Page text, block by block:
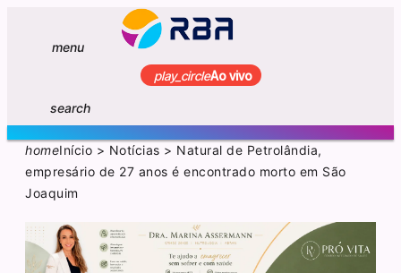
menu
play_circleAo vivo
search
homeInício > Notícias > Natural de Petrolândia,
empresário de 27 anos é encontrado morto em São
Joaquim